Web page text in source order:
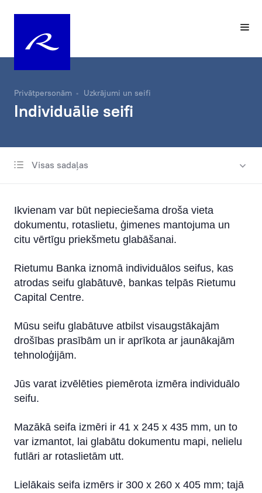
Privātpersonām Uzkrājumi un seifi
Individuālie seifi
Visas sadaļas
Rietumu Klasiskie noguldījumi
Individuālie seifi
Ikvienam var būt nepieciešama droša vieta
dokumentu, rotaslietu, ģimenes mantojuma un
citu vērtīgu priekšmetu glabāšanai.
Rietumu Banka iznomā individuālos seifus, kas
atrodas seifu glabātuvē, bankas telpās Rietumu
Capital Centre.
Mūsu seifu glabātuve atbilst visaugstākajām
drošības prasībām un ir aprīkota ar jaunākajām
tehnoloģijām.
Jūs varat izvēlēties piemērota izmēra individuālo
seifu.
Mazākā seifa izmēri ir 41 x 245 x 435 mm, un to
var izmantot, lai glabātu dokumentu mapi, nelielu
futlāri ar rotaslietām utt.
Lielākais seifa izmērs ir 300 x 260 x 405 mm; tajā